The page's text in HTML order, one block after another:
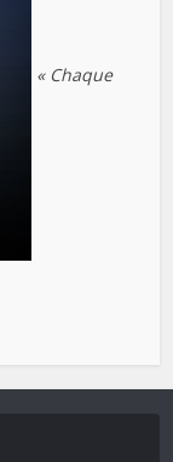
« Chaque